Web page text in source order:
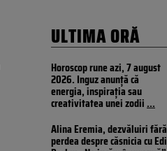
ULTIMA ORĂ
Horoscop rune azi, 7 august
2026. Inguz anunță că
energia, inspirația sau
creativitatea unei zodii...
Alina Eremia, dezvăluiri fără
perdea despre căsnicia cu Edi